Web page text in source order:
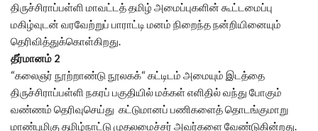
திருச்சிராப்பள்ளி மாவட்டத் தமிழ் அமைப்புகளின் கூட்டமைப்பு
மகிழ்வுடன் வரவேற்றுப் பாராட்டி மனம் நிறைந்த நன்றியினையும்
தெரிவித்துக்கொள்கிறது.
தீர்மானம் 2
“கலைஞர் நூற்றாண்டு நூலகக்“ கட்டிடம் அமையும் இடத்தை
திருச்சிராப்பள்ளி நகரப் பகுதியில் மக்கள் எளிதில் வந்து போகும்
வண்ணம் தெரிவுசெய்து கட்டுமானப் பணிகளைத் தொடங்குமாறு
மாண்புமிகு தமிழ்நாட்டு முதலமைச்சர் அவர்களை வேண்டுகின்றது.